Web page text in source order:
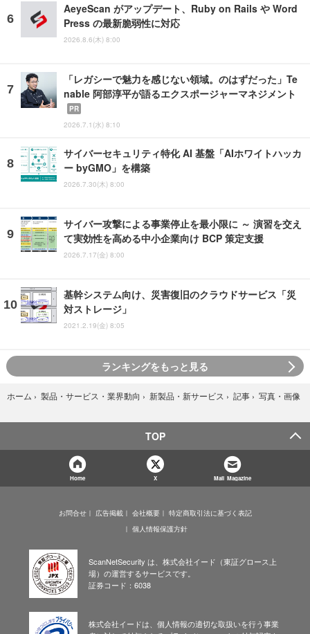
AeyeScan がアップデート、Ruby on Rails や Word
Press の最新脆弱性に対応
2026.8.6(木) 8:00
「レガシーで魅力を感じない領域。のはずだった」Te
nable 阿部淳平が語るエクスポージャーマネジメント
PR
2026.7.1(水) 8:10
サイバーセキュリティ特化 AI 基盤「AIホワイトハッカ
ー byGMO」を構築
2026.7.30(木) 8:00
サイバー攻撃による事業停止を最小限に ～ 演習を交え
て実効性を高める中小企業向け BCP 策定支援
2026.7.17(金) 8:00
基幹システム向け、災害復旧のクラウドサービス「災
対ストレージ」
2021.2.19(金) 8:05
ランキングをもっと見る
ホーム › 製品・サービス・業界動向 › 新製品・新サービス › 記事 › 写真・画像
TOP
Home X Mail Magazine
お問合せ 広告掲載 会社概要
特定商取引法に基づく表記
個人情報保護方針
ScanNetSecurity は、株式会社イード（東証グロース上
場）の運営するサービスです。
証券コード：6038
株式会社イードは、個人情報の適切な取扱いを行う事業